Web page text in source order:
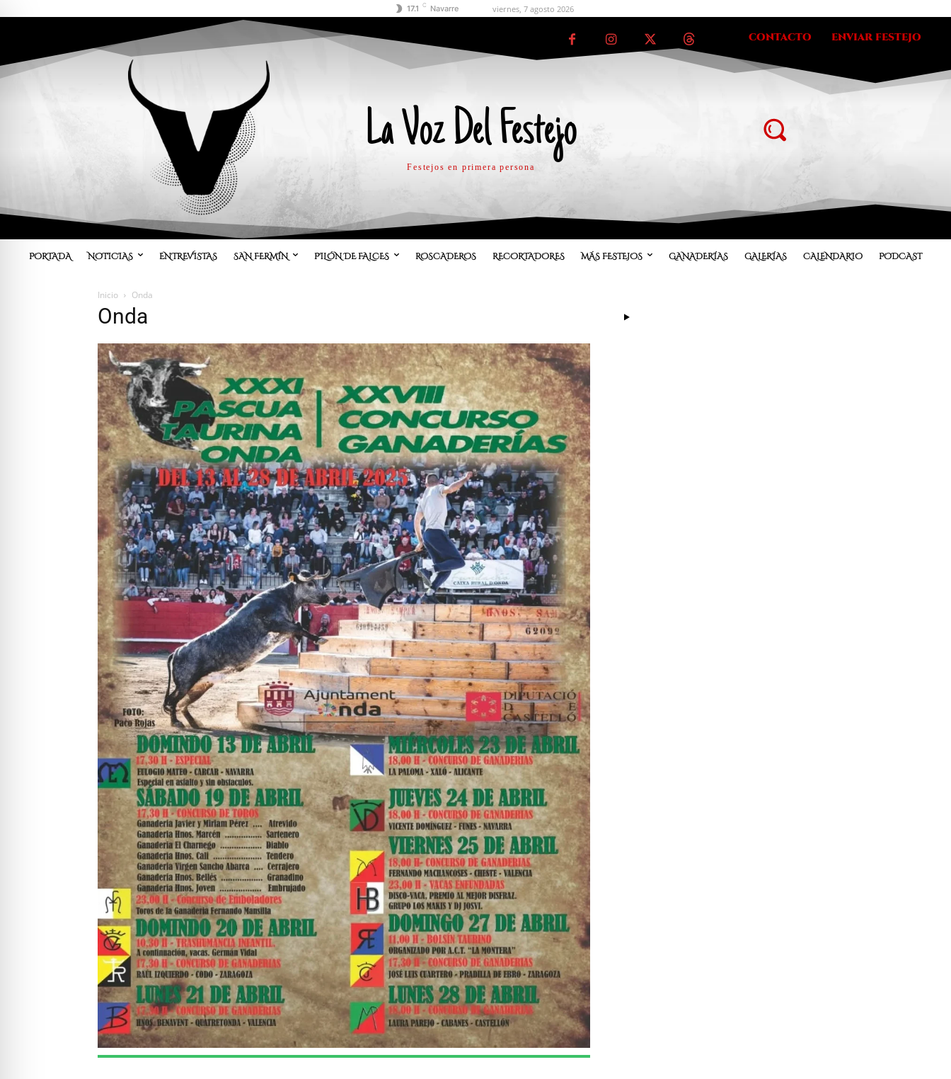
17.1 C Navarre viernes, 7 agosto 2026
La Voz Del Festejo
Festejos en primera persona
CONTACTO ENVIAR FESTEJO
PORTADA NOTICIAS ENTREVISTAS SAN FERMÍN PILÓN DE FALCES ROSCADEROS RECORTADORES MÁS FESTEJOS GANADERÍAS GALERÍAS CALENDARIO PODCAST
Inicio Onda
Onda